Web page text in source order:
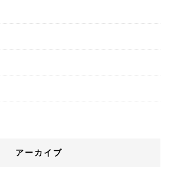
アーカイブ